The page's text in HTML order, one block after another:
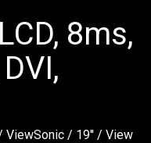
8ms,
ViewSonic/ 19''/ View